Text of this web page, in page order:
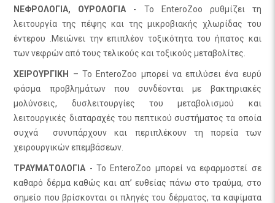
ΝΕΦΡΟΛΟΓΙΑ, ΟΥΡΟΛΟΓΙΑ - Το EnteroZoo ρυθμίζει τη
λειτουργία της πέψης και της μικροβιακής χλωρίδας του
έντερου .Μειώνει την επιπλέον τοξικότητα του ήπατος και
των νεφρών από τους τελικούς και τοξικούς μεταβολίτες.
ΧΕΙΡΟΥΡΓΙΚΗ – Το EnteroZoo μπορεί να επιλύσει ένα ευρύ
φάσμα προβλημάτων που συνδέονται με βακτηριακές
μολύνσεις, δυσλειτουργίες του μεταβολισμού και
λειτουργικές διαταραχές του πεπτικού συστήματος τα οποία
συχνά συνυπάρχουν και περιπλέκουν τη πορεία των
χειρουργικών επεμβάσεων.
ΤΡΑΥΜΑΤΟΛΟΓΙΑ - Το EnteroZoo μπορεί να εφαρμοστεί σε
καθαρό δέρμα καθώς και απ’ ευθείας πάνω στο τραύμα, στο
σημείο που βρίσκονται οι πληγές του δέρματος, τα καψίματα